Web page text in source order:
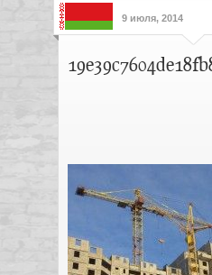
9 июля, 2014